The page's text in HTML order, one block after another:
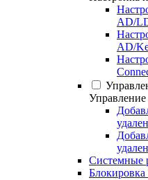
AD/
AD/
Управление
Системные
Блокировка